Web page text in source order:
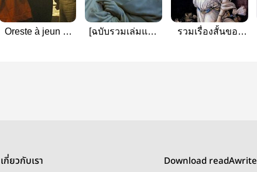
Oreste à jeun et
[ฉบับรวมเล่มและ
รวมเรื่องสั้นของ
เกี่ยวกับเรา Download readAwrite